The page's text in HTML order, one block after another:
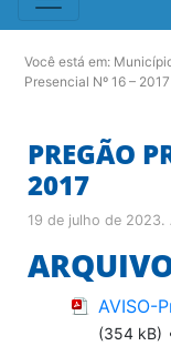
Você está em:
Presencial Nº 16 – 2017
PREGÃO
2017
19 de julho de 2023.
AVISO-
(354 kB)